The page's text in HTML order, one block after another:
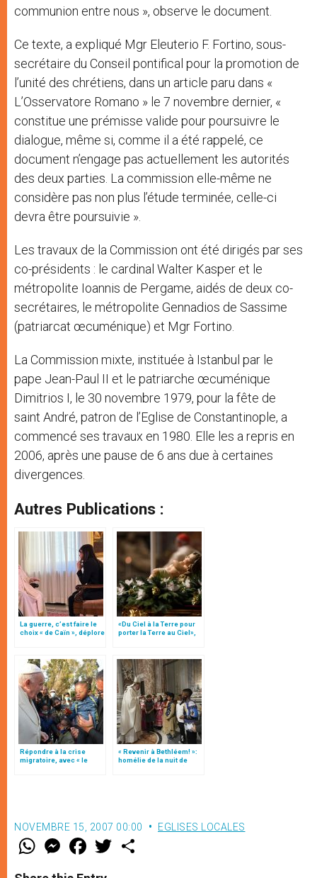
communion entre nous », observe le document.
Ce texte, a expliqué Mgr Eleuterio F. Fortino, sous-
secrétaire du Conseil pontifical pour la promotion de
l’unité des chrétiens, dans un article paru dans «
L’Osservatore Romano » le 7 novembre dernier, «
constitue une prémisse valide pour poursuivre le
dialogue, même si, comme il a été rappelé, ce
document n’engage pas actuellement les autorités
des deux parties. La commission elle-même ne
considère pas non plus l’étude terminée, celle-ci
devra être poursuivie ».
Les travaux de la Commission ont été dirigés par ses
co-présidents : le cardinal Walter Kasper et le
métropolite Ioannis de Pergame, aidés de deux co-
secrétaires, le métropolite Gennadios de Sassime
(patriarcat œcuménique) et Mgr Fortino.
La Commission mixte, instituée à Istanbul par le
pape Jean-Paul II et le patriarche œcuménique
Dimitrios I, le 30 novembre 1979, pour la fête de
saint André, patron de l’Eglise de Constantinople, a
commencé ses travaux en 1980. Elle les a repris en
2006, après une pause de 6 ans due à certaines
divergences.
Autres Publications :
La guerre, c’est faire le
choix « de Caïn », déplore
«Du Ciel à la Terre pour
porter la Terre au Ciel»,
Répondre à la crise
migratoire, avec « le
« Revenir à Bethléem! »:
homélie de la nuit de
Noël (texte complet)
NOVEMBRE 15, 2007 00:00 EGLISES LOCALES
W
t
M
e
s
F
a
e
w